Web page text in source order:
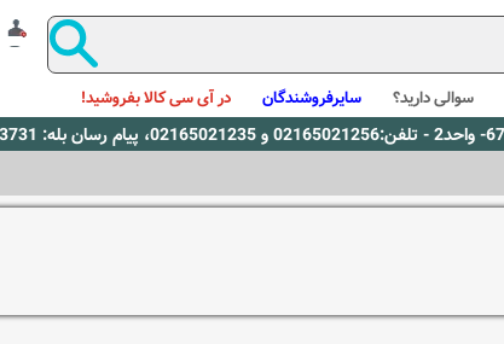
سوالی دارید؟ سایرفروشندگان در آی سی کالا بفروشید!